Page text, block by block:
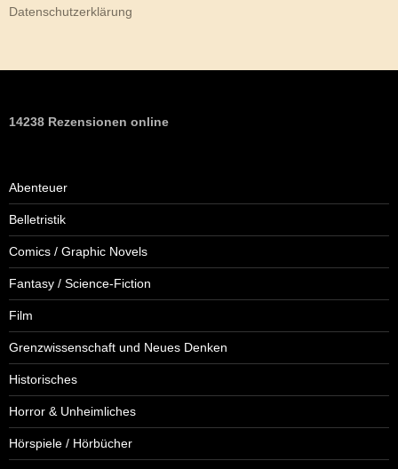
Datenschutzerklärung
14238 Rezensionen online
Abenteuer
Belletristik
Comics / Graphic Novels
Fantasy / Science-Fiction
Film
Grenzwissenschaft und Neues Denken
Historisches
Horror & Unheimliches
Hörspiele / Hörbücher